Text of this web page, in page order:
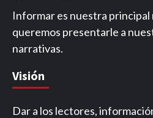
Informar es nuestra principal
queremos presentarle a
narrativas.
Visión
Dar a los lectores,